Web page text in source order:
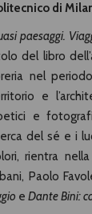
di
paesaggi.
del libro
nel
e
e
del sé e i
rientra
Paolo
e Dante Bini: